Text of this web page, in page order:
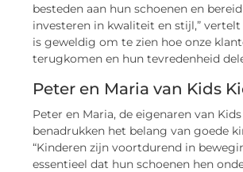
besteden aan hun schoenen en
investeren in kwaliteit en stijl,” vertelt
is geweldig om te zien hoe onze
terugkomen en hun tevredenheid
Peter en Maria van Kids
Peter en Maria, de eigenaren van
benadrukken het belang van goede
“Kinderen zijn voortdurend in
essentieel dat hun schoenen hen